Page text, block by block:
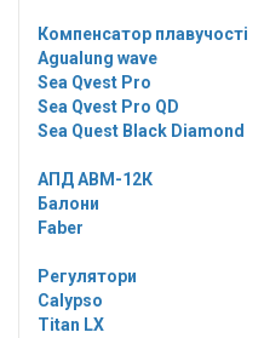
Компенсатор плавучості
Agualung wave
Sea Qvest Pro
Sea Qvest Pro QD
Sea Quest Black Diamond
АПД АВМ-12К
Балони
Faber
Регулятори
Calypso
Titan LX